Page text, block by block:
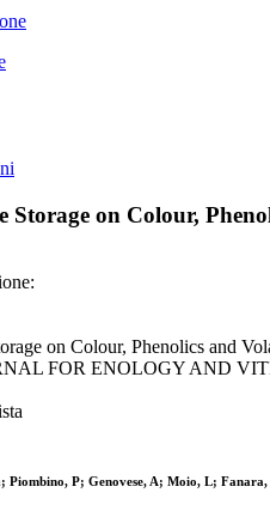
Storage on Colour,
on Colour, Phenolics and
FOR ENOLOGY AND
Piombino, P; Genovese, A; Moio, L;